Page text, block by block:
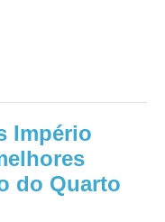
Império
do Quarto